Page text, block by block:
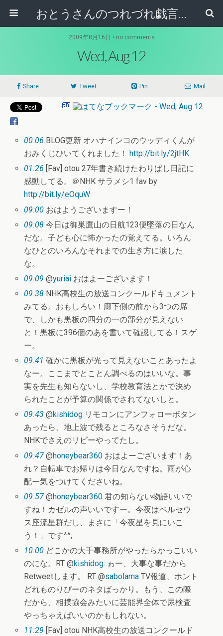
おとうさんのつれづれ戯言記
2009年8月16日 • no comments
Wed, Aug 12
Share Tweet Pin Mail
00:06 BLOG更新 オハナインコのウッディくんが
おみくじひいてくれました！ http://bit.ly/2jtHK
01:26
[Fav] otou 27年書き続けたわりばし日記に
感動してる。＠NHK サラメシ1 fav by
http://bit.ly/eOquW
09:00 おはようございますー！
09:08 今日は御巣鷹山の日航123便墜落の日なん
だな。子ども心に怖かったの覚えてる。いろん
なひとのいろんなそれまでの生き方に涙した
な。
09:09 @yuriai おはよーございます！
09:38 NHK高校生の放送コンクールドキュメント
みてる。おもしろい！廊下側の前から3つの席
で、しかも黒板の四分の一の部分が見えない
と！黒板に396個のあを書いて確認してる！スゲ
ー。
09:41 確かに黒板が光って見えないことあったよ
なー。ここまでとことん調べるのはいいな。事
実を先生も知らないし、学校教育法とかで決め
られたことが予算の関係でされてないしと。
09:43 @kishidog リモコンにアンフォローボタン
あったら、地上波で残るところなさそうだな。
NHKでさえのリピーやってたし。
09:47 @honeybear360 おはよーございます！あ
れ？自転車でお帰りは今日なんですね。雨が心
配ー気をつけてくださいね。
09:57 @honeybear360 君の知らない物語いいで
すね！カゼルの声いいですー。今夜はペルセウ
ス座流星群だし、まさに「今夜星を見にいこ
う！」です^^;
10:00 どこかの大手事務所がやったらかっこいい
のにな。RT @kishidog: ゎー、大事な事だから
Retweetします。 RT @sabolama TV報道、ホント
どれものりぴーのネタばっかり。もう、この際
だから、相撲協会みたいに芸能界全体で尿検査
やっちゃえばいいのかもしれない。
11:29 [Fav] otou NHK高校生の放送コンクールド